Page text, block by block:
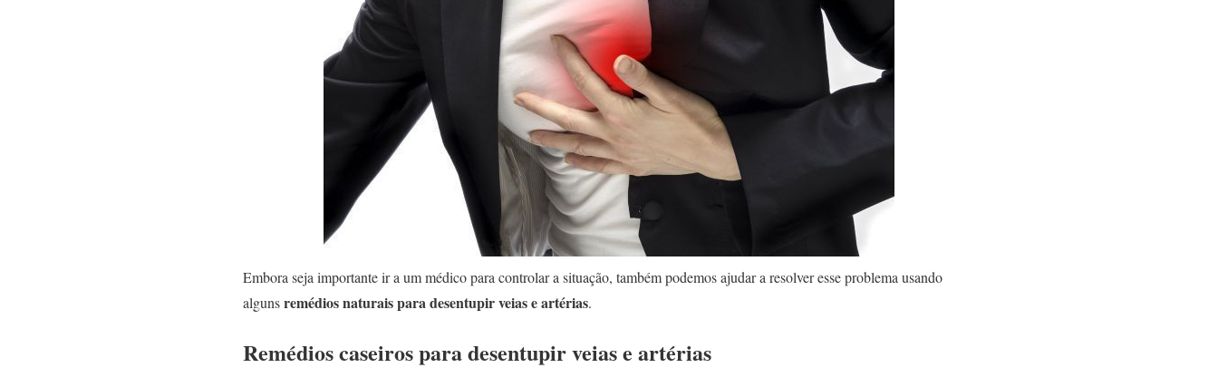
Embora seja importante ir a um médico para controlar a situação, também podemos ajudar a resolver esse problema usando
algunsremédios naturais para desentupir veias e artérias.
Remédios caseiros para desentupir veias e artérias